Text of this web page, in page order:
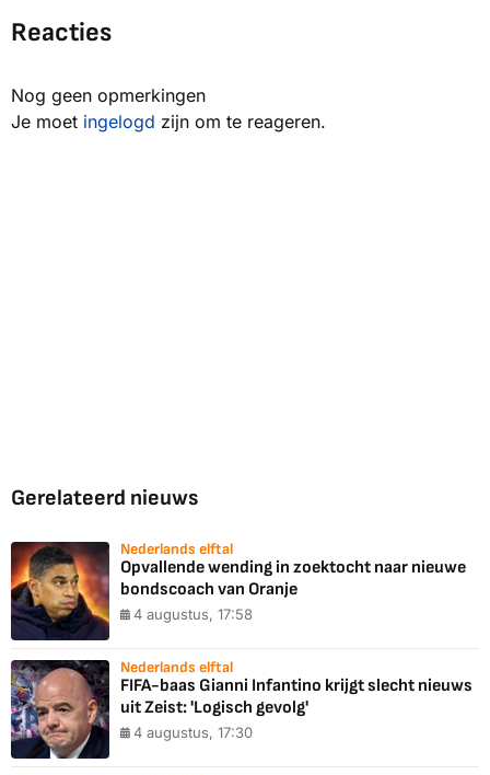
Reacties
Nog geen opmerkingen
Je moet ingelogd zijn om te reageren.
Gerelateerd nieuws
Nederlands elftal
Opvallende wending in zoektocht naar nieuwe
bondscoach van Oranje
4 augustus, 17:58
Nederlands elftal
FIFA-baas Gianni Infantino krijgt slecht nieuws
uit Zeist: 'Logisch gevolg'
4 augustus, 17:30